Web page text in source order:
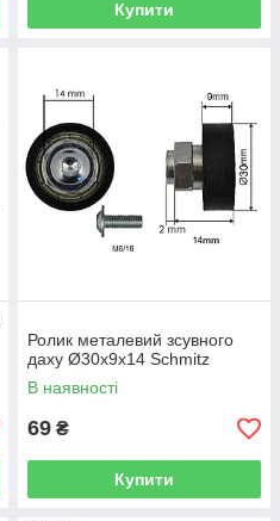
Купити
Ролик металевий зсувного
даху Ø30x9x14 Schmitz
В наявності
69 ₴
Купити